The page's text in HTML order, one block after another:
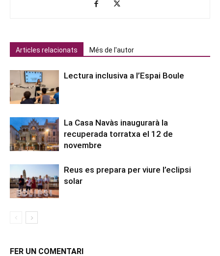
Articles relacionats Més de l'autor
Lectura inclusiva a l’Espai Boule
La Casa Navàs inaugurarà la
recuperada torratxa el 12 de
novembre
Reus es prepara per viure l’eclipsi
solar
FER UN COMENTARI